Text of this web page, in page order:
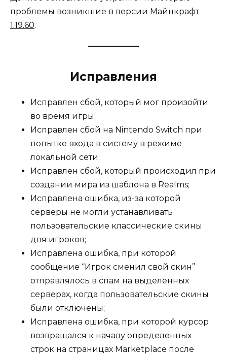
проблемы возникшие в версии Майнкрафт
1.19.60.
Исправления
Исправлен сбой, который мог произойти
во время игры;
Исправлен сбой на Nintendo Switch при
попытке входа в систему в режиме
локальной сети;
Исправлен сбой, который происходил при
создании мира из шаблона в Realms;
Исправлена ошибка, из-за которой
серверы не могли устанавливать
пользовательские классические скины
для игроков;
Исправлена ошибка, при которой
сообщение “Игрок сменил свой скин”
отправлялось в спам на выделенных
серверах, когда пользовательские скины
были отключены;
Исправлена ошибка, при которой курсор
возвращался к началу определенных
строк на страницах Marketplace после